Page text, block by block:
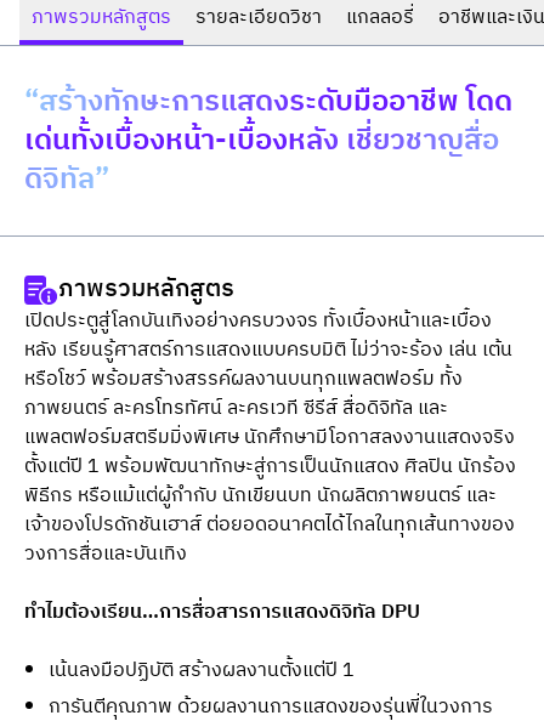
ภาพรวมหลักสูตร รายละเอียดวิชา แกลลอรี่ อาชีพและเงิ
“สร้างทักษะการแสดงระดับมืออาชีพ โดด
เด่นทั้งเบื้องหน้า-เบื้องหลัง เชี่ยวชาญสื่อ
ดิจิทัล”
ภาพรวมหลักสูตร
เปิดประตูสู่โลกบันเทิงอย่างครบวงจร ทั้งเบื้องหน้าและเบื้อง
หลัง เรียนรู้ศาสตร์การแสดงแบบครบมิติ ไม่ว่าจะร้อง เล่น เต้น
หรือโชว์ พร้อมสร้างสรรค์ผลงานบนทุกแพลตฟอร์ม ทั้ง
ภาพยนตร์ ละครโทรทัศน์ ละครเวที ซีรีส์ สื่อดิจิทัล และ
แพลตฟอร์มสตรีมมิ่งพิเศษ นักศึกษามีโอกาสลงงานแสดงจริง
ตั้งแต่ปี 1 พร้อมพัฒนาทักษะสู่การเป็นนักแสดง ศิลปิน นักร้อง
พิธีกร หรือแม้แต่ผู้กำกับ นักเขียนบท นักผลิตภาพยนตร์ และ
เจ้าของโปรดักชันเฮาส์ ต่อยอดอนาคตได้ไกลในทุกเส้นทางของ
วงการสื่อและบันเทิง
ทำไมต้องเรียน…การสื่อสารการแสดงดิจิทัล DPU
เน้นลงมือปฏิบัติ สร้างผลงานตั้งแต่ปี 1
การันตีคุณภาพ ด้วยผลงานการแสดงของรุ่นพี่ในวงการ